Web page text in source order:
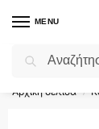
MENU
Flash
Αρχική σελίδα /